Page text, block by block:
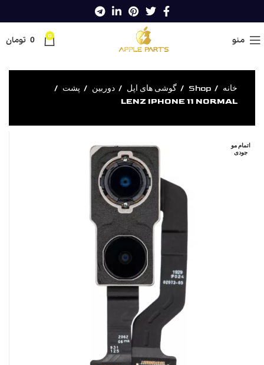
منو 0
0 تومان
خانه Shop گوشی های اپل دوربین
پشت
LENZ IPHONE 11 NORMAL
اتمام مو
جودی